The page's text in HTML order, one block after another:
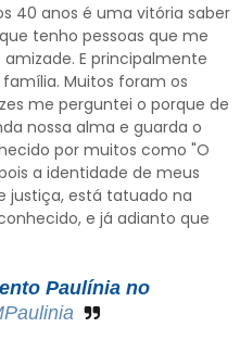
40 anos é uma vitória saber
tenho pessoas que me
E principalmente
Muitos foram os
me perguntei o porque de
nossa alma e guarda o
por muitos como "O
pois a identidade de meus
justiça, está tatuado na
e já adianto que
Paulínia no